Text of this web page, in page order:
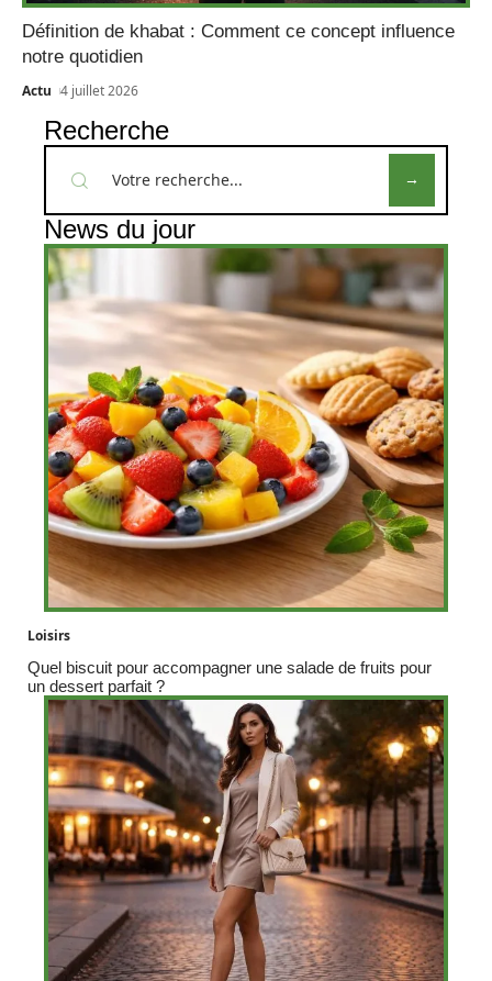
Définition de khabat : Comment ce concept influence
notre quotidien
Actu 4 juillet 2026
Recherche
News du jour
Loisirs
Quel biscuit pour accompagner une salade de fruits pour
un dessert parfait ?